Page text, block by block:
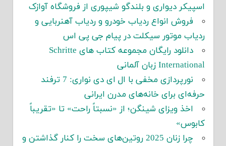
اسپیکر دیواری و بلندگو شیپوری از فروشگاه آوازک
فروش انواع ردیاب خودرو و ردیاب آهنربایی و
ردیاب موتور سیکلت در پیام جی پی اس
دانلود رایگان مجموعه کتاب های Schritte
International زبان آلمانی
نورپردازی مخفی با ال ای دی نواری: 7 ترفند
حرفه‌ای برای خانه‌های مدرن ایرانی
اخذ ویزای شینگن؛ از «نسبتاً راحت» تا «تقریباً
کابوس»
چرا زنان 2025 روتین‌های سخت را کنار گذاشتن و